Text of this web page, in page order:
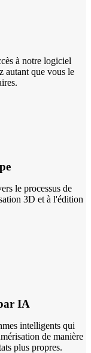
à notre logiciel
autant que vous le
le processus de
3D et à l'édition
IA
intelligents qui
de manière
plus propres.